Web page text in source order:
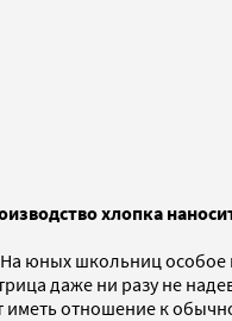
хлопка
На юных школьниц особое
даже ни разу не
отношение к